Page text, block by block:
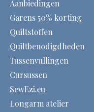
Aanbiedingen
Garens 50% korting
Quiltstoffen
Quiltbenodigdheden
Tussenvullingen
Cursussen
SewEzi.eu
Longarm atelier